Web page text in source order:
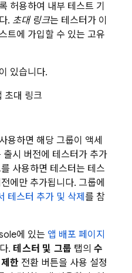
허용하여 내부 테스트 기
. 초대 링크는 테스터가 이
트에 가입할 수 있는 고유
있습니다.
초대 링크
용하면 해당 그룹이 액세
시 버전에 테스터가 추가
사용하면 테스터는 테스
에만 추가됩니다. 그룹에
테스터 추가 및 삭제 를 참
에 있는 앱 배포 페이지
.테스터 및 그룹 탭의수
한 전환 버튼을 사용 설정